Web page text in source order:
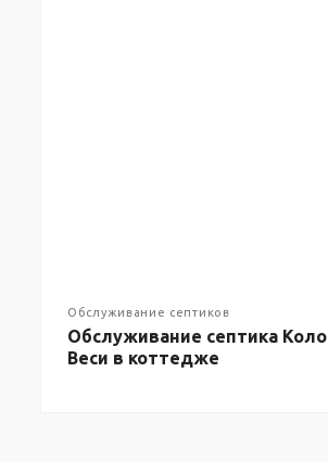
Обслуживание септиков
Обслуживание септика Коло
Веси в коттедже